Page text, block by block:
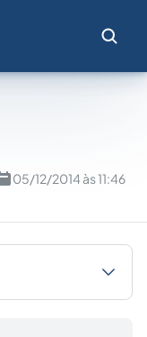
05/12/2014 às 11:46